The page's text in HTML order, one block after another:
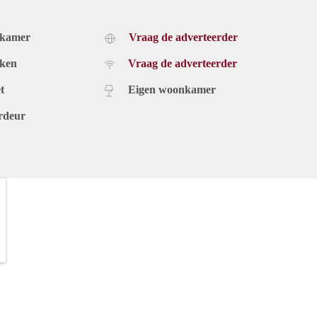
dat dit het toeristische hart van Scheveningen is. Maar ook
op voor een avondje uit of gewoon een wandeling.
Vraag de adverteerder
Vraag de adverteerder
Eigen woonkamer